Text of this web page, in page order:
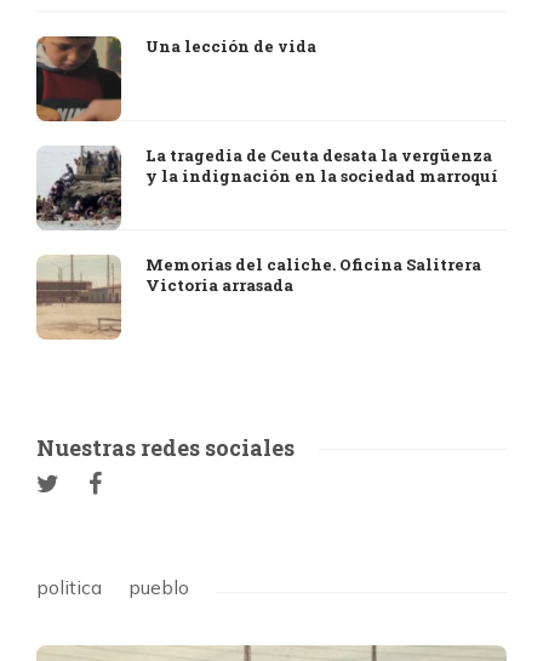
Una lección de vida
La tragedia de Ceuta desata la vergüenza
y la indignación en la sociedad marroquí
Memorias del caliche. Oficina Salitrera
Victoria arrasada
Nuestras redes sociales
politica pueblo